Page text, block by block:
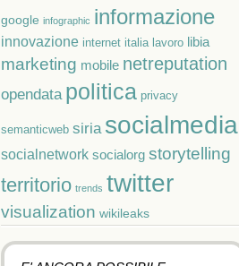
google infographic informazione
innovazione internet italia lavoro libia
marketing mobile netreputation
opendata politica privacy
semanticweb siria socialmedia
socialnetwork socialorg storytelling
territorio trends twitter
visualization wikileaks